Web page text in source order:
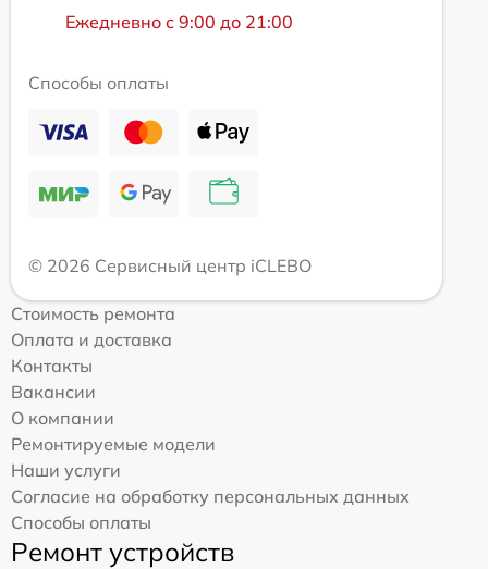
Ежедневно с 9:00 до 21:00
Способы оплаты
© 2026 Сервисный центр iCLEBO
Стоимость ремонта
Оплата и доставка
Контакты
Вакансии
О компании
Ремонтируемые модели
Наши услуги
Согласие на обработку персональных данных
Способы оплаты
Ремонт устройств